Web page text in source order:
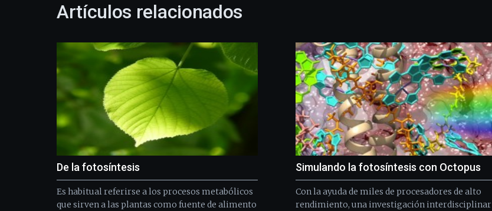
Artículos relacionados
De la fotosíntesis
Es habitual referirse a los procesos metabólicos
que sirven a las plantas como fuente de alimento
Simulando la fotosíntesis con Octopus
Con la ayuda de miles de procesadores de alto
rendimiento, una investigación interdisciplinar